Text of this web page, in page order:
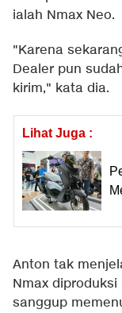
ialah Nmax Neo.
"Karena
Dealer pun
kirim," kata dia.
Lihat Juga :
Anton tak
Nmax
sanggup